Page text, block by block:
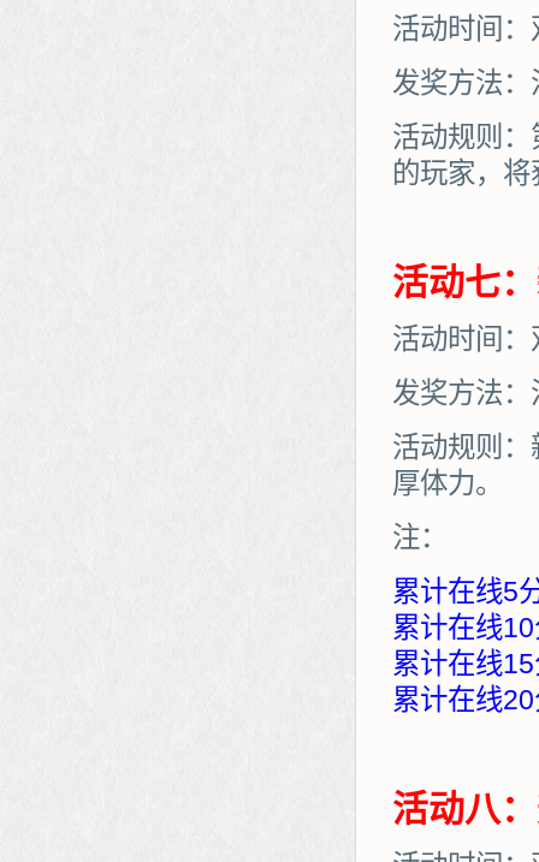
活动时间
发奖方法
活动规则
的玩家，
活动七
活动时间
发奖方法
活动规则
厚体力。
注：
累计在线5
累计在线
累计在线
累计在线
活动八